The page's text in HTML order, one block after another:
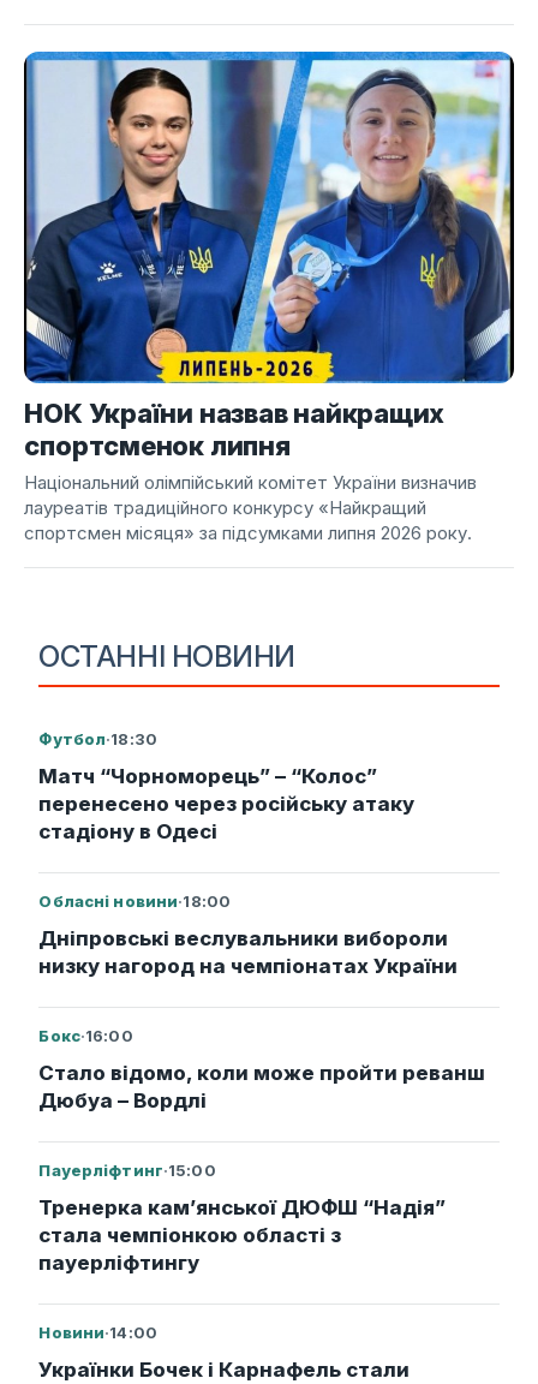
ОСТАННІ НОВИНИ
Футбол·18:30
Матч “Чорноморець” – “Колос”
перенесено через російську атаку
стадіону в Одесі
Обласні новини·18:00
Дніпровські веслувальники вибороли
низку нагород на чемпіонатах України
Бокс·16:00
Стало відомо, коли може пройти реванш
Дюбуа – Вордлі
Пауерліфтинг·15:00
Тренерка кам’янської ДЮФШ “Надія”
стала чемпіонкою області з
пауерліфтингу
Новини·14:00
Українки Бочек і Карнафель стали
НОК України назвав найкращих
спортсменок липня
Національний олімпійський комітет України визначив
лауреатів традиційного конкурсу «Найкращий
спортсмен місяця» за підсумками липня 2026 року.